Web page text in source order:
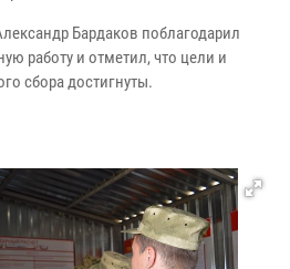
Бардаков поблагодарил
работу и отметил, что цели и
сбора достигнуты.